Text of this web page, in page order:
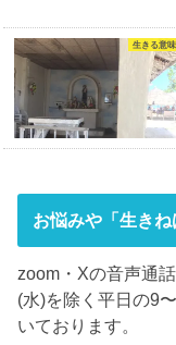
生きる意
お悩みや「生き
zoom・Xの音声通
(水)を除く平日の9
いております。